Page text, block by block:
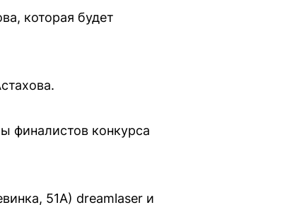
которая будет
финалистов конкурса
51А) dreamlaser и